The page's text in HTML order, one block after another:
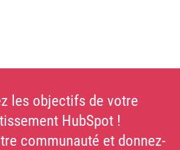
les objectifs de votre
HubSpot !
communauté et donnez-